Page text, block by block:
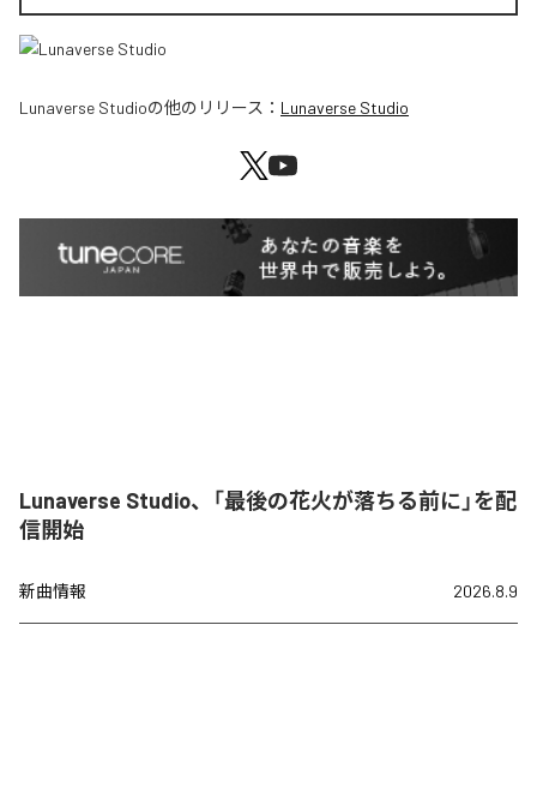
Lunaverse Studioの他のリリース： Lunaverse Studio
Lunaverse Studio、「最後の花火が落ちる前に」を配
信開始
新曲情報 2026.8.9